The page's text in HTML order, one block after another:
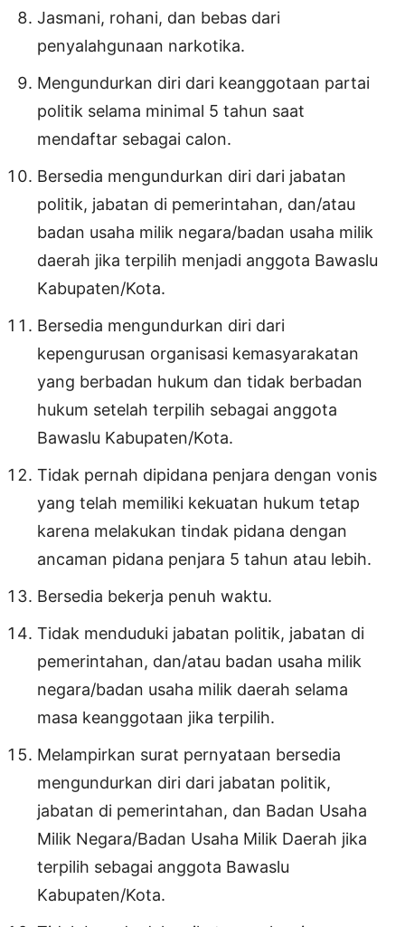
Jasmani, rohani, dan bebas dari
penyalahgunaan narkotika.
Mengundurkan diri dari keanggotaan partai
politik selama minimal 5 tahun saat
mendaftar sebagai calon.
Bersedia mengundurkan diri dari jabatan
politik, jabatan di pemerintahan, dan/atau
badan usaha milik negara/badan usaha milik
daerah jika terpilih menjadi anggota Bawaslu
Kabupaten/Kota.
Bersedia mengundurkan diri dari
kepengurusan organisasi kemasyarakatan
yang berbadan hukum dan tidak berbadan
hukum setelah terpilih sebagai anggota
Bawaslu Kabupaten/Kota.
Tidak pernah dipidana penjara dengan vonis
yang telah memiliki kekuatan hukum tetap
karena melakukan tindak pidana dengan
ancaman pidana penjara 5 tahun atau lebih.
Bersedia bekerja penuh waktu.
Tidak menduduki jabatan politik, jabatan di
pemerintahan, dan/atau badan usaha milik
negara/badan usaha milik daerah selama
masa keanggotaan jika terpilih.
Melampirkan surat pernyataan bersedia
mengundurkan diri dari jabatan politik,
jabatan di pemerintahan, dan Badan Usaha
Milik Negara/Badan Usaha Milik Daerah jika
terpilih sebagai anggota Bawaslu
Kabupaten/Kota.